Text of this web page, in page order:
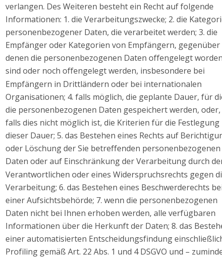
verlangen. Des Weiteren besteht ein Recht auf folgende
Informationen: 1. die Verarbeitungszwecke; 2. die
personenbezogener Daten, die verarbeitet werden; 3. die
Empfänger oder Kategorien von Empfängern, gegenüber
denen die personenbezogenen Daten offengelegt
sind oder noch offengelegt werden, insbesondere bei
Empfängern in Drittländern oder bei internationalen
Organisationen; 4. falls möglich, die geplante Dauer, für
die personenbezogenen Daten gespeichert werden, oder,
falls dies nicht möglich ist, die Kriterien für die Festlegung
dieser Dauer; 5. das Bestehen eines Rechts auf
oder Löschung der Sie betreffenden personenbezogenen
Daten oder auf Einschränkung der Verarbeitung durch
Verantwortlichen oder eines Widerspruchsrechts gegen
Verarbeitung; 6. das Bestehen eines Beschwerderechts
einer Aufsichtsbehörde; 7. wenn die personenbezogenen
Daten nicht bei Ihnen erhoben werden, alle verfügbaren
Informationen über die Herkunft der Daten; 8. das
einer automatisierten Entscheidungsfindung
Profiling gemäß Art. 22 Abs. 1 und 4 DSGVO und –